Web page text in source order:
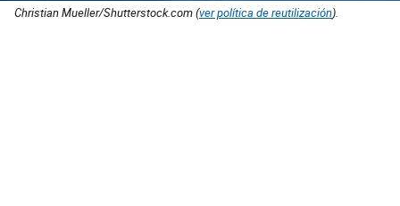
Christian Mueller/Shutterstock.com (ver política de reutilización).